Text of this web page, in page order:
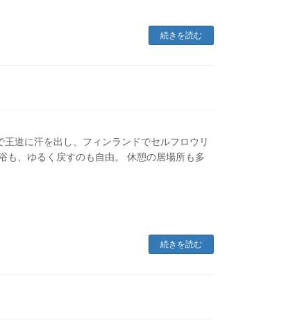
続きを読む
道に汗を出し、フィンランドでセルフロウリ
も、ゆるく戻すのも自由。 休憩の居場所も多
続きを読む